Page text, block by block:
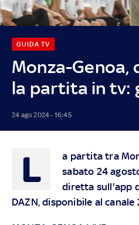
Monza-Genoa,
la partita in tv:
GUIDA TV
24 ago 2024 - 16:45
L
a partita tra
sabato 24
diretta sull'app
DAZN, disponibile al